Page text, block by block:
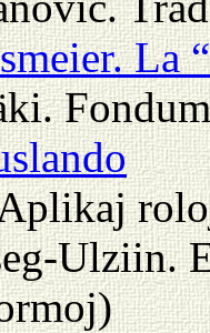
La
Ulziin.